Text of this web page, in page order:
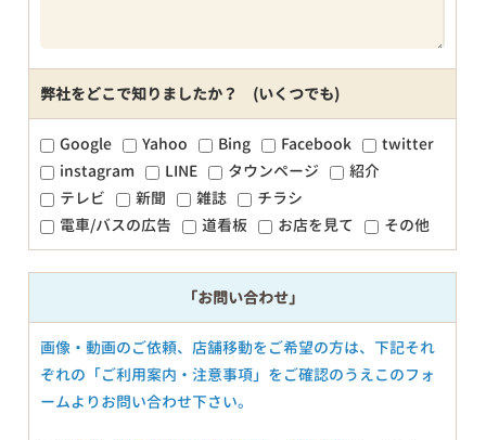
弊社をどこで知りましたか？ (いくつでも)
Google Yahoo Bing Facebook
twitter
instagram
LINE タウンページ
紹介
テレビ
新聞 雑誌
チラシ
電車/バスの広告
道看板 お店を見て その他
「お問い合わせ」
画像・動画のご依頼、店舗移動をご希望の方は、下記それ
ぞれの「ご利用案内・注意事項」をご確認のうえこのフォ
ームよりお問い合わせ下さい。